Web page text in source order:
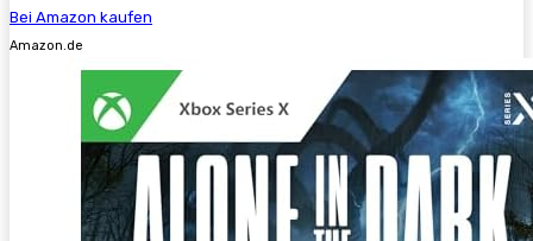
Bei Amazon kaufen
Amazon.de